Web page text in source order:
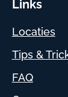
Links
Locaties
Tips &
FAQ